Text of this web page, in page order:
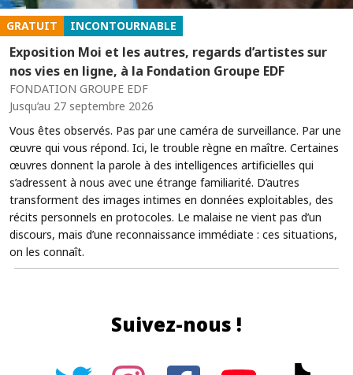
GRATUIT INCONTOURNABLE
Exposition Moi et les autres, regards d’artistes sur
nos vies en ligne, à la Fondation Groupe EDF
FONDATION GROUPE EDF
Jusqu’au 27 septembre 2026
Vous êtes observés. Pas par une caméra de surveillance. Par une
œuvre qui vous répond. Ici, le trouble règne en maître. Certaines
œuvres donnent la parole à des intelligences artificielles qui
s’adressent à nous avec une étrange familiarité. D’autres
transforment des images intimes en données exploitables, des
récits personnels en protocoles. Le malaise ne vient pas d’un
discours, mais d’une reconnaissance immédiate : ces situations,
on les connaît.
Suivez-nous !